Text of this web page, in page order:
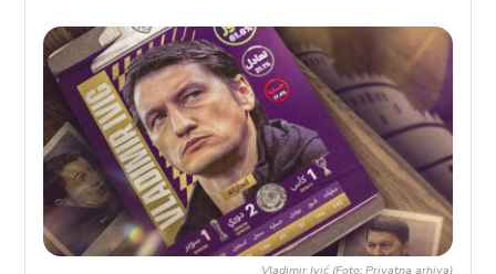
Vladimir Ivić (Foto: Privatna arhiva)